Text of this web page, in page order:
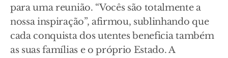
para uma reunião. “Vocês são totalmente a
nossa inspiração”, afirmou, sublinhando que
cada conquista dos utentes beneficia também
as suas famílias e o próprio Estado. A